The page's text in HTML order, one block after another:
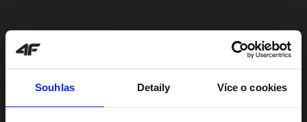
Souhlas Detaily Více o cookies